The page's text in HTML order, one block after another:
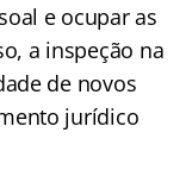
e ocupar as
a inspeção na
de novos
jurídico